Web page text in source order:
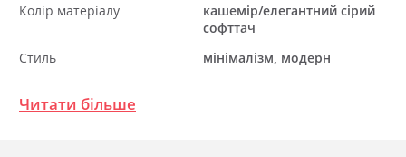
Колір матеріалу
кашемір/елегантний сірий
софттач
Стиль
мінімалізм, модерн
Читати більше